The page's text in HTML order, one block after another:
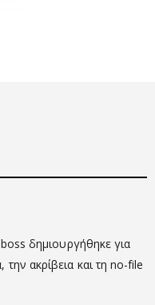
δημιουργήθηκε για
ακρίβεια και τη no-file